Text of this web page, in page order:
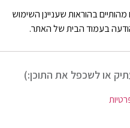
מהותיים בהוראות שעניינן השימוש
בעמוד הבית של האתר.
או לשכפל את התוכן:)